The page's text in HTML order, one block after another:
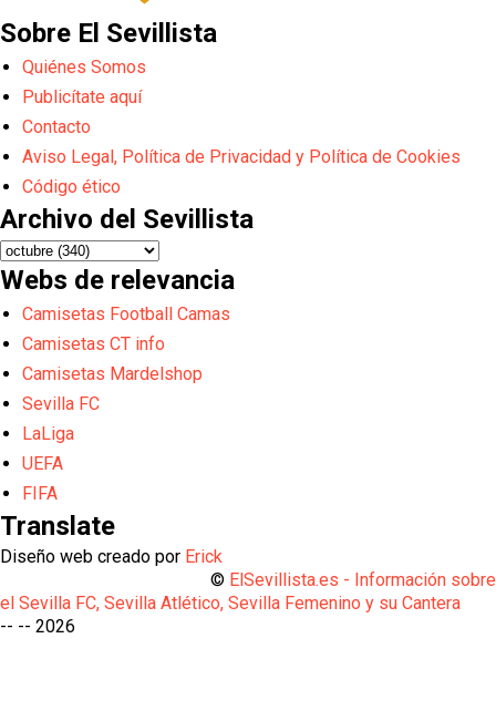
Sobre El Sevillista
Quiénes Somos
Publicítate aquí
Contacto
Aviso Legal, Política de Privacidad y Política de Cookies
Código ético
Archivo del Sevillista
Webs de relevancia
Camisetas Football Camas
Camisetas CT info
Camisetas Mardelshop
Sevilla FC
LaLiga
UEFA
FIFA
Translate
Diseño web creado por Erick
© ElSevillista.es - Información sobre
el Sevilla FC, Sevilla Atlético, Sevilla Femenino y su Cantera
-- -- 2026